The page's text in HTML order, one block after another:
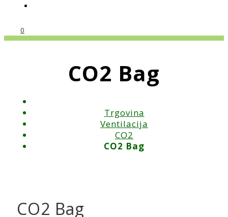
0
CO2 Bag
Trgovina
Ventilacija
CO2
CO2 Bag
CO2 Bag